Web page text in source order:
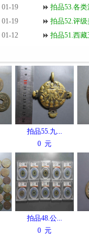
01-19
01-19
01-12
拍品53.各
拍品52.评
拍品51.西
拍品55.九...
0 元
拍品48.公...
0 元